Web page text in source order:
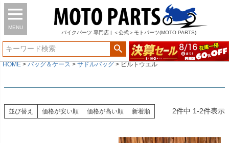
MENU
バイク パーツ 専門店 | ＜公式＞モトパーツ(MOTO PARTS)
HOME バッグ＆ケース サドルバッグ ビルトウエル
並び替え 価格が安い順 価格が高い順 新着順 2件中 1-2件表示